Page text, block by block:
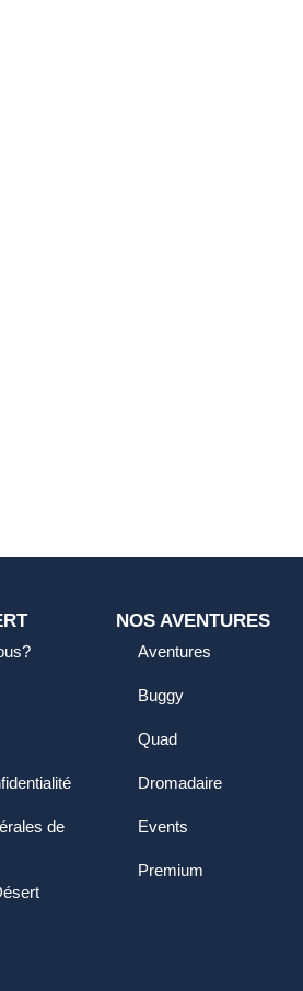
de
NOS AVENTURES
Aventures
Buggy
Quad
Dromadaire
Events
Premium